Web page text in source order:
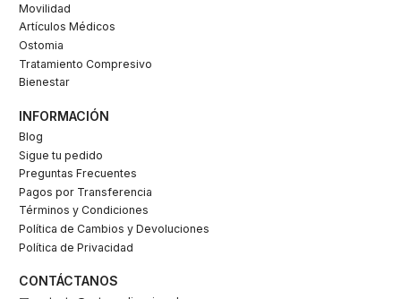
Movilidad
Artículos Médicos
Ostomia
Tratamiento Compresivo
Bienestar
INFORMACIÓN
Blog
Sigue tu pedido
Preguntas Frecuentes
Pagos por Transferencia
Términos y Condiciones
Política de Cambios y Devoluciones
Política de Privacidad
CONTÁCTANOS